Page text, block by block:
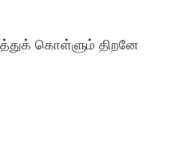
கொள்ளும் திறனே